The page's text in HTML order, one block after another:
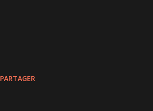
PARTAGER